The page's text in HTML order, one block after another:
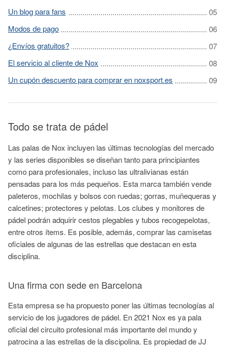
Un blog para fans
Modos de pago
¿Envíos gratuitos?
El servicio al cliente de Nox
Un cupón descuento para comprar en noxsport.es
Todo se trata de pádel
Las palas de Nox incluyen las últimas tecnologías del mercado
y las series disponibles se diseñan tanto para principiantes
como para profesionales, incluso las ultralivianas están
pensadas para los más pequeños. Esta marca también vende
paleteros, mochilas y bolsos con ruedas; gorras, muñequeras y
calcetines; protectores y pelotas. Los clubes y monitores de
pádel podrán adquirir cestos plegables y tubos recogepelotas,
entre otros ítems. Es posible, además, comprar las camisetas
oficiales de algunas de las estrellas que destacan en esta
disciplina.
Una firma con sede en Barcelona
Esta empresa se ha propuesto poner las últimas tecnologías al
servicio de los jugadores de pádel. En 2021 Nox es ya pala
oficial del circuito profesional más importante del mundo y
patrocina a las estrellas de la discipolina. Es propiedad de JJ